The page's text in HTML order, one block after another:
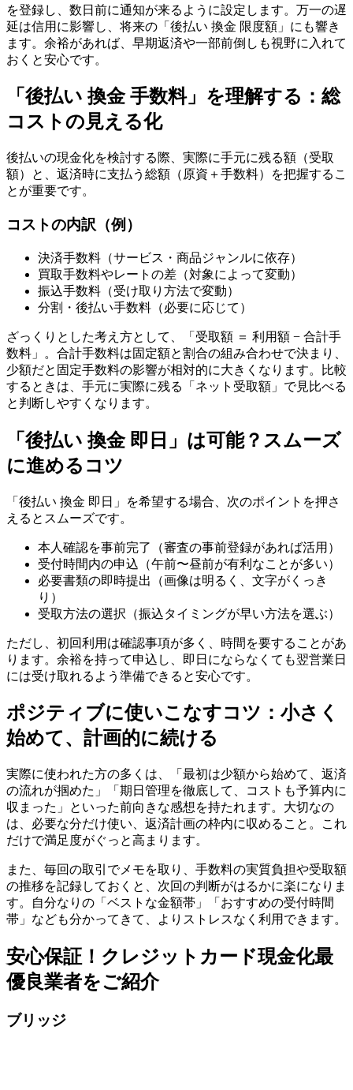
を登録し、数日前に通知が来るように設定します。万一の遅
延は信用に影響し、将来の「後払い 換金 限度額」にも響き
ます。余裕があれば、早期返済や一部前倒しも視野に入れて
おくと安心です。
「後払い 換金 手数料」を理解する：総
コストの見える化
後払いの現金化を検討する際、実際に手元に残る額（受取
額）と、返済時に支払う総額（原資＋手数料）を把握するこ
とが重要です。
コストの内訳（例）
決済手数料（サービス・商品ジャンルに依存）
買取手数料やレートの差（対象によって変動）
振込手数料（受け取り方法で変動）
分割・後払い手数料（必要に応じて）
ざっくりとした考え方として、「受取額 ＝ 利用額 − 合計手
数料」。合計手数料は固定額と割合の組み合わせで決まり、
少額だと固定手数料の影響が相対的に大きくなります。比較
するときは、手元に実際に残る「ネット受取額」で見比べる
と判断しやすくなります。
「後払い 換金 即日」は可能？スムーズ
に進めるコツ
「後払い 換金 即日」を希望する場合、次のポイントを押さ
えるとスムーズです。
本人確認を事前完了（審査の事前登録があれば活用）
受付時間内の申込（午前〜昼前が有利なことが多い）
必要書類の即時提出（画像は明るく、文字がくっき
り）
受取方法の選択（振込タイミングが早い方法を選ぶ）
ただし、初回利用は確認事項が多く、時間を要することがあ
ります。余裕を持って申込し、即日にならなくても翌営業日
には受け取れるよう準備できると安心です。
ポジティブに使いこなすコツ：小さく
始めて、計画的に続ける
実際に使われた方の多くは、「最初は少額から始めて、返済
の流れが掴めた」「期日管理を徹底して、コストも予算内に
収まった」といった前向きな感想を持たれます。大切なの
は、必要な分だけ使い、返済計画の枠内に収めること。これ
だけで満足度がぐっと高まります。
また、毎回の取引でメモを取り、手数料の実質負担や受取額
の推移を記録しておくと、次回の判断がはるかに楽になりま
す。自分なりの「ベストな金額帯」「おすすめの受付時間
帯」なども分かってきて、よりストレスなく利用できます。
安心保証！クレジットカード現金化最
優良業者をご紹介
ブリッジ